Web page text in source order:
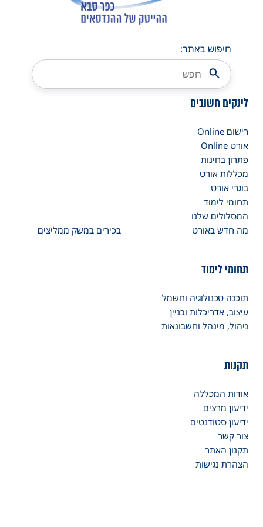
חיפוש באתר:
לינקים חשובים
רישום Online
אורט Online
פתרון בחינות
מכללות אורט
בוגרי אורט
תחומי לימוד
המסלולים שלנו
מה חדש באורט
בכירים במשק ממליצים
תחומי לימוד
תוכנה טכנולוגיה וחשמל
עיצוב, אדריכלות ובניין
ניהול, מינהל וחשבונאות
תקנות
אודות המכללה
ידיעון מרצים
ידיעון סטודנטים
צור קשר
תקנון האתר
הצהרת נגישות